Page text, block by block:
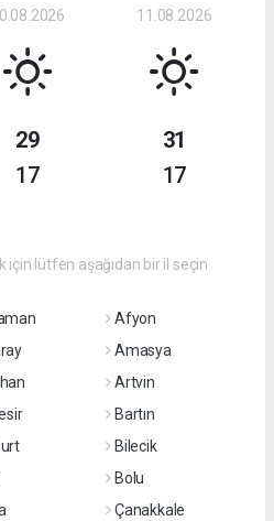
29
17
11.08.2026
31
17
için lütfen aşağıdan bir il seçin
Afyon
Amasya
Artvin
Bartın
Bilecik
Bolu
Çanakkale